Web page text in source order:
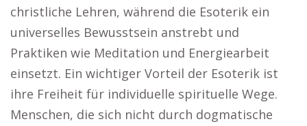
christliche Lehren, während die Esoterik ein
universelles Bewusstsein anstrebt und
Praktiken wie Meditation und Energiearbeit
einsetzt. Ein wichtiger Vorteil der Esoterik ist
ihre Freiheit für individuelle spirituelle Wege.
Menschen, die sich nicht durch dogmatische